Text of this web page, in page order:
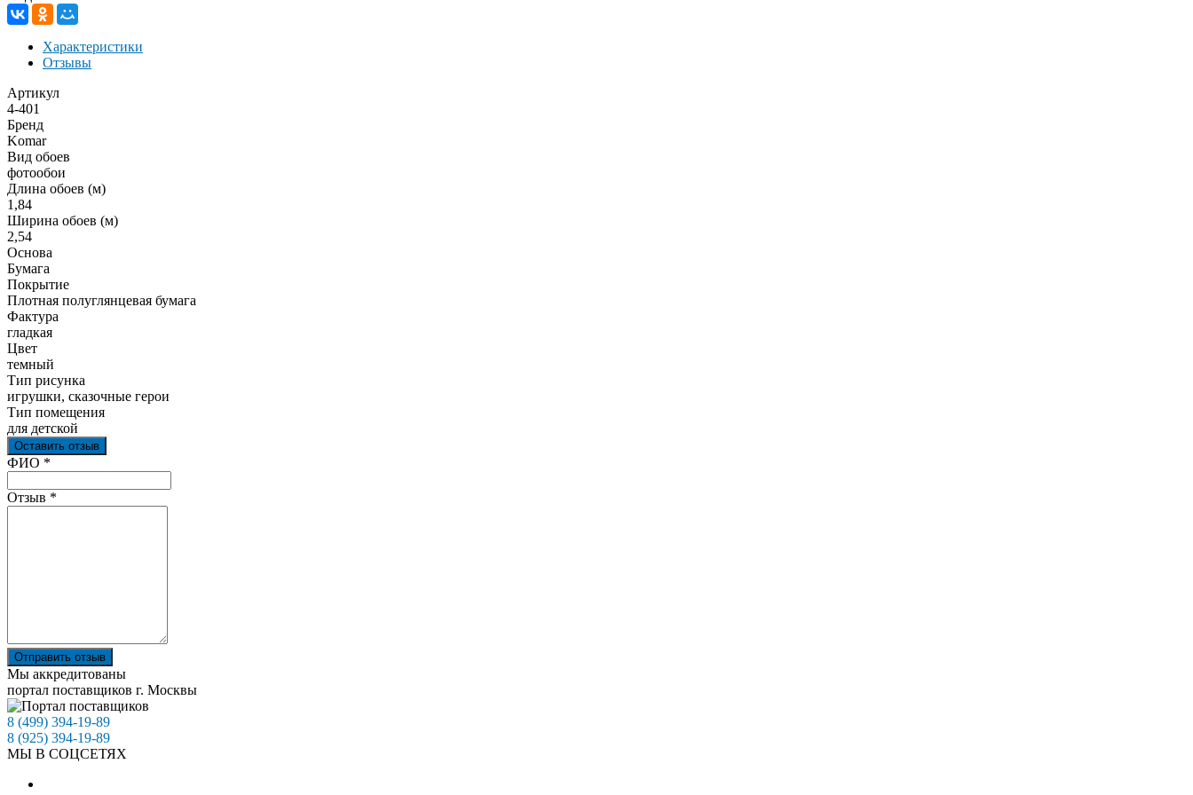
Характеристики
Отзывы
Артикул
4-401
Бренд
Komar
Вид обоев
фотообои
Длина обоев (м)
1,84
Ширина обоев (м)
2,54
Основа
Бумага
Покрытие
Плотная полуглянцевая бумага
Фактура
гладкая
Цвет
темный
Тип рисунка
игрушки, сказочные герои
Тип помещения
для детской
Оставить отзыв
Ваш отзыв был отправлен!
ФИО *
Отзыв *
Отправить отзыв
Мы аккредитованы
портал поставщиков г. Москвы
8 (499) 394-19-89
8 (925) 394-19-89
МЫ В СОЦСЕТЯХ